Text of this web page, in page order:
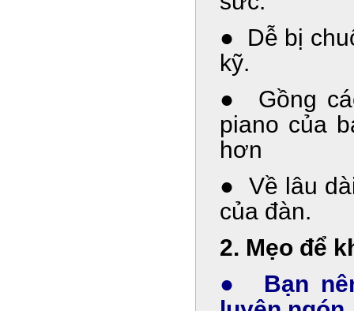
● Dễ bị
kỹ.
● Gồng
piano của
hơn
● Về lâu
của đàn.
2. Mẹo để
● Bạn